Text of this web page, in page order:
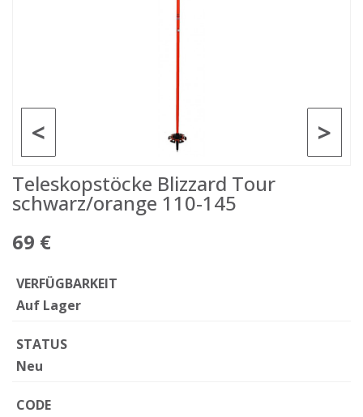
>
<
Teleskopstöcke Blizzard Tour
schwarz/orange 110-145
69 €
VERFÜGBARKEIT
Auf Lager
STATUS
Neu
CODE